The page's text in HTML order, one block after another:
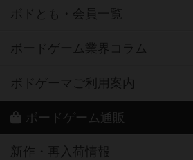
ボドとも・会員一覧
ボードゲーム業界コラム
ボドゲーマご利用案内
ボードゲーム通販
新作・再入荷情報